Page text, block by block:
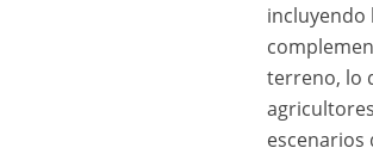
incluyendo
terreno, lo